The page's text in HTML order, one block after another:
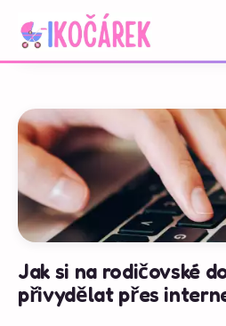
Jak si na rodičovské
přivydělat přes